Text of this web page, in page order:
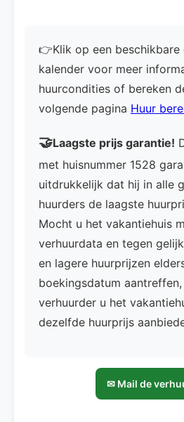
👉Klik op een beschikbare
kalender voor meer
huurcondities of bereken
volgende pagina Huur
🤝Laagste prijs garantie!
met huisnummer 1528
uitdrukkelijk dat hij in alle
huurders de laagste
Mocht u het vakantiehuis
verhuurdata en tegen
en lagere huurprijzen
boekingsdatum
verhuurder u het
dezelfde huurprijs
✉ Mail de